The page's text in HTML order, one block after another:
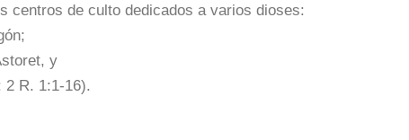
centros de culto dedicados a varios dioses:
y
2 R. 1:1-16).